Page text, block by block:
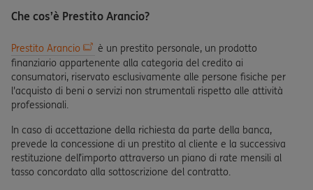
Che cos’è Prestito Arancio?
Prestito Arancio
è un prestito personale, un prodotto
finanziario appartenente alla categoria del credito ai
consumatori, riservato esclusivamente alle persone fisiche per
l'acquisto di beni o servizi non strumentali rispetto alle attività
professionali.
In caso di accettazione della richiesta da parte della banca,
prevede la concessione di un prestito al cliente e la successiva
restituzione dell’importo attraverso un piano di rate mensili al
tasso concordato alla sottoscrizione del contratto.